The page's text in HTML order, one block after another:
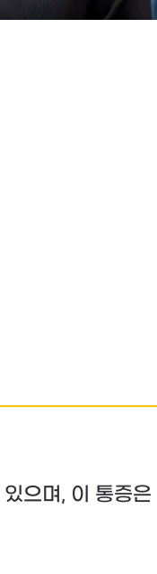
있으며, 이 통증은